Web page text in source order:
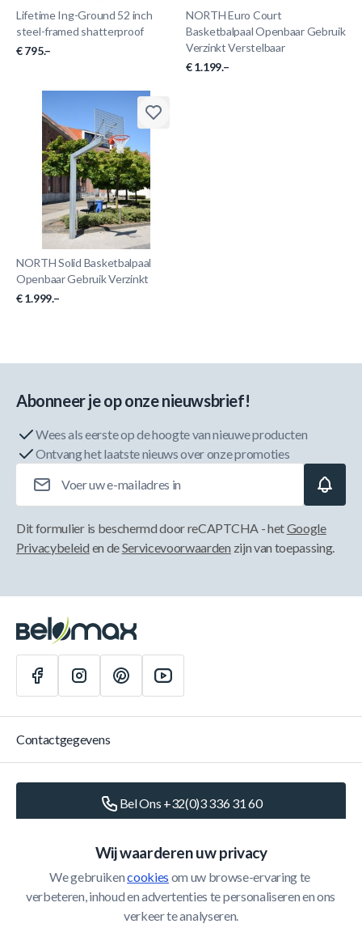
Lifetime Ing-Ground 52 inch
steel-framed shatterproof
€ 795.–
NORTH Euro Court
Basketbalpaal Openbaar Gebruik
Verzinkt Verstelbaar
€ 1.199.–
NORTH Solid Basketbalpaal
Openbaar Gebruik Verzinkt
€ 1.999.–
Wij waarderen uw privacy
We gebruiken cookies om uw browse-ervaring te
verbeteren, inhoud en advertenties te personaliseren en ons
verkeer te analyseren.
Abonneer je op onze nieuwsbrief!
Wees als eerste op de hoogte van nieuwe producten
Ontvang het laatste nieuws over onze promoties
Dit formulier is beschermd door reCAPTCHA - hetGoogle
Privacybeleid en deServicevoorwaarden zijn van toepassing.
Contactgegevens
Bel Ons +32(0)3 336 31 60
Schrijf Ons info@belomax.com
Routebeschrijving naar de Belomax